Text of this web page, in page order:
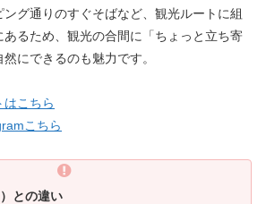
グ通りのすぐそばなど、観光ルートに組
るため、観光の合間に「ちょっと立ち寄
にできるのも魅力です。
こちら
こちら
との違い